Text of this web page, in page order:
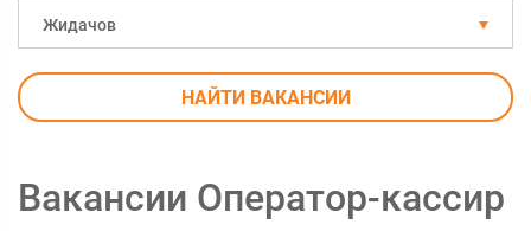
Жидачов
НАЙТИ ВАКАНСИИ
Вакансии Оператор-кассир